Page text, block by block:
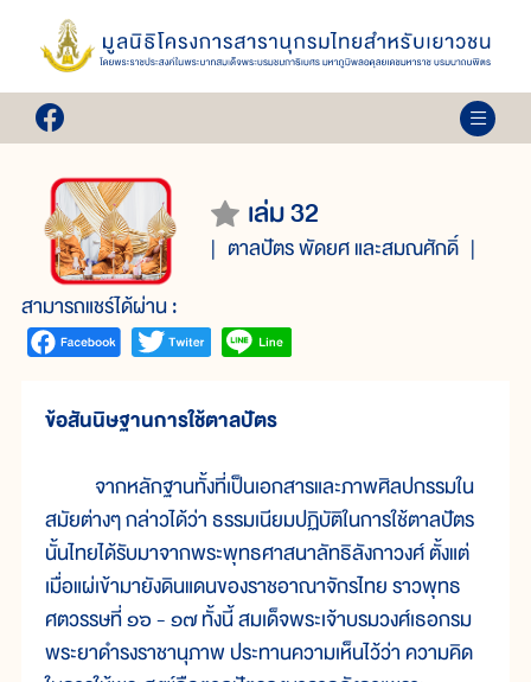
เล่ม 32
ตาลปัตร พัดยศ และสมณศักดิ์
สามารถแชร์ได้ผ่าน :
ข้อสันนิษฐานการใช้ตาลปัตร
จากหลักฐานทั้งที่เป็นเอกสารและภาพศิลปกรรมใน
สมัยต่างๆ กล่าวได้ว่า ธรรมเนียมปฏิบัติในการใช้ตาลปัตร
นั้นไทยได้รับมาจากพระพุทธศาสนาลัทธิลังกาวงศ์ ตั้งแต่
เมื่อแผ่เข้ามายังดินแดนของราชอาณาจักรไทย ราวพุทธ
ศตวรรษที่ ๑๖ - ๑๗ ทั้งนี้ สมเด็จพระเจ้าบรมวงศ์เธอกรม
พระยาดำรงราชานุภาพ ประทานความเห็นไว้ว่า ความคิด